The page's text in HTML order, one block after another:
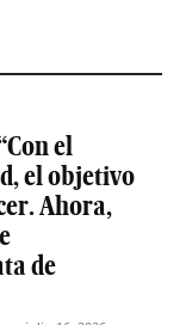
el
el objetivo
Ahora,
de